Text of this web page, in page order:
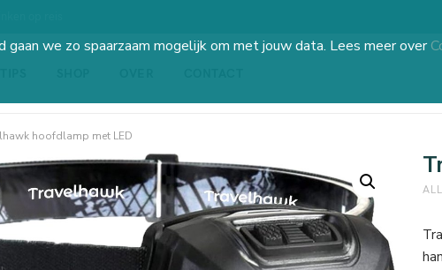
hoofdlamp met LED
gaan we zo spaarzaam mogelijk om met jouw data. Lees meer over